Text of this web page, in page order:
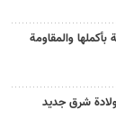
والمقاومة
شرق جديد